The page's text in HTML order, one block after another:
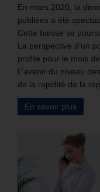
En mars 2020, la
publiées a été
Cette baisse se
La perspective d’un
profile pour le mois
L’avenir du niveau
de la rapidité de la
En savoir plus